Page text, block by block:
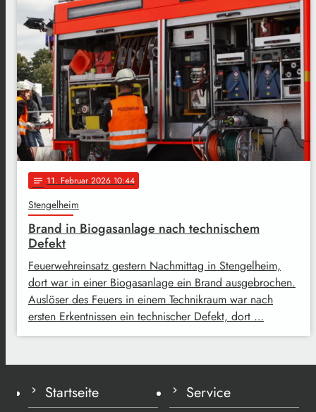
notes 11. Februar 2026 10:44
Stengelheim
Brand in Biogasanlage nach technischem
Defekt
Feuerwehreinsatz gestern Nachmittag in Stengelheim,
dort war in einer Biogasanlage ein Brand ausgebrochen.
Auslöser des Feuers in einem Technikraum war nach
ersten Erkentnissen ein technischer Defekt, dort …
Startseite Service